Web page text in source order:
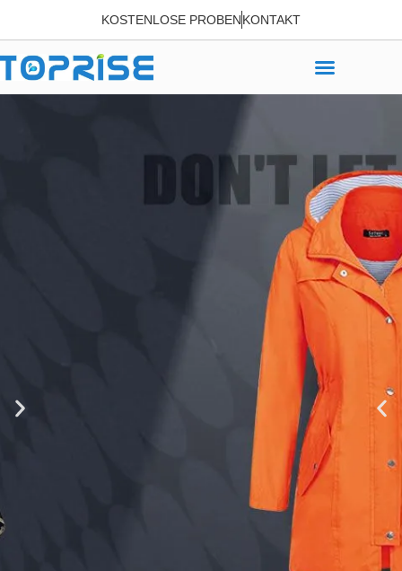
KOSTENLOSE PROBENKONTAKT